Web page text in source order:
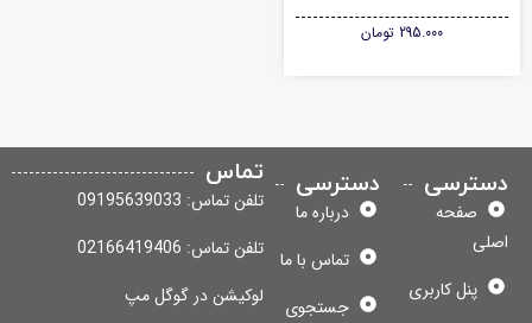
295.000 تومان
صفحه
پنل کاربری
دسترسی
درباره ما
تماس با ما
جستجوی
تماس
تلفن تماس: 09195639033
تلفن تماس: 02166419406
لوکیشن در گوگل مپ